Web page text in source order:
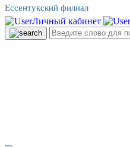
Ессентукский филиал
Личный кабинет